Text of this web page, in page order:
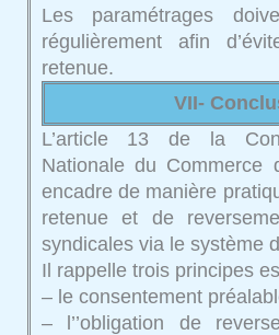
Les paramétrages
régulièrement afin
retenue.
VII-
L’article 13 de la
Nationale du Commerce
encadre de manière
retenue et de
syndicales via le système
Il rappelle trois principes
– le consentement
– l’’obligation de